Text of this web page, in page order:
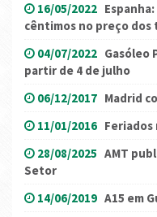
16/05/2022
cêntimos no preço
04/07/2022 Gasóleo
partir de 4 de julho
06/12/2017 Madrid
11/01/2016
28/08/2025 AMT
Setor
14/06/2019 A15 em